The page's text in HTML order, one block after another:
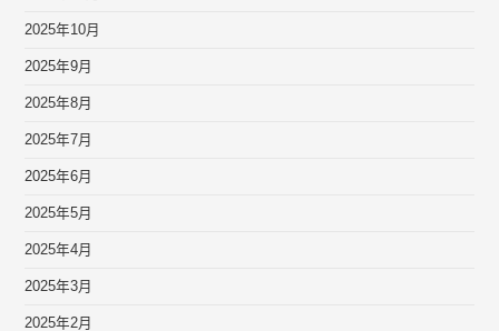
2025年10月
2025年9月
2025年8月
2025年7月
2025年6月
2025年5月
2025年4月
2025年3月
2025年2月